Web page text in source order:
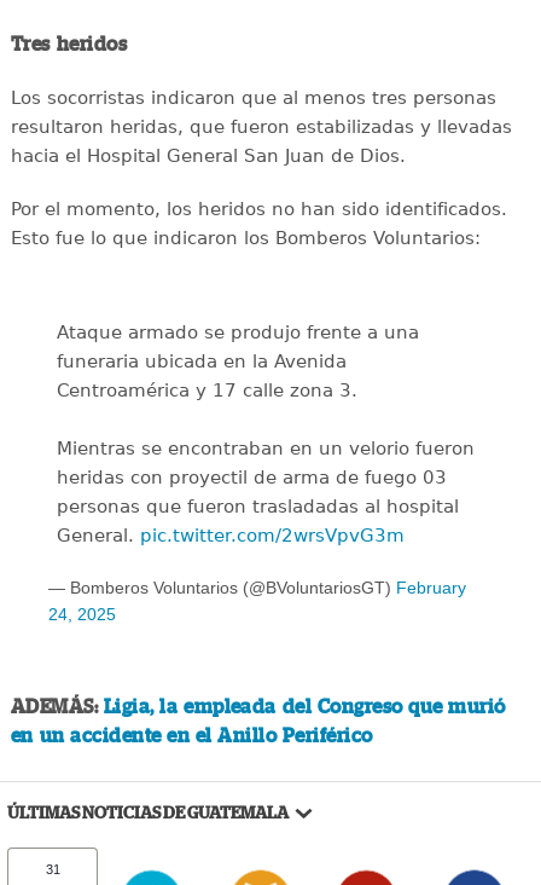
Tres heridos
Los socorristas indicaron que al menos tres personas
resultaron heridas, que fueron estabilizadas y llevadas
hacia el Hospital General San Juan de Dios.
Por el momento, los heridos no han sido identificados.
Esto fue lo que indicaron los Bomberos Voluntarios:
Ataque armado se produjo frente a una
funeraria ubicada en la Avenida
Centroamérica y 17 calle zona 3.
Mientras se encontraban en un velorio fueron
heridas con proyectil de arma de fuego 03
personas que fueron trasladadas al hospital
General. pic.twitter.com/2wrsVpvG3m
— Bomberos Voluntarios (@BVoluntariosGT) February
24, 2025
ADEMÁS: Ligia, la empleada del Congreso que murió
en un accidente en el Anillo Periférico
ÚLTIMAS NOTICIAS DE GUATEMALA
31